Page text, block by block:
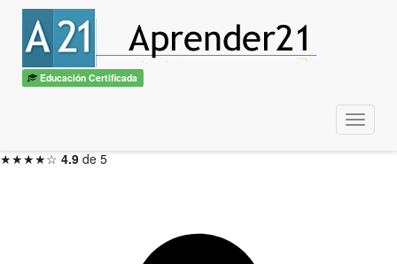
Educación Certificada
Menu
Eneagrama
con diploma
★★★★☆ 4.9 de 5